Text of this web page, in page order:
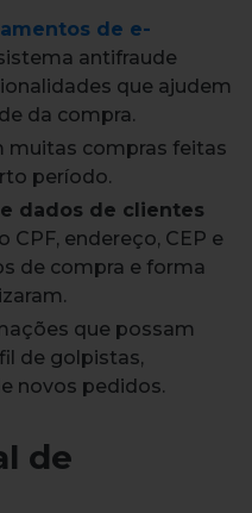
de e-
antifraude
que ajudem
da compra.
muitas compras feitas
período.
dados de clientes
endereço, CEP e
de compra e forma
que possam
de golpistas,
novos pedidos.
de